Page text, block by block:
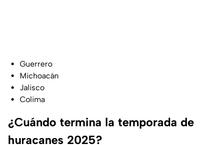
Guerrero
Michoacán
Jalisco
Colima
¿Cuándo termina la temporada de
huracanes 2025?